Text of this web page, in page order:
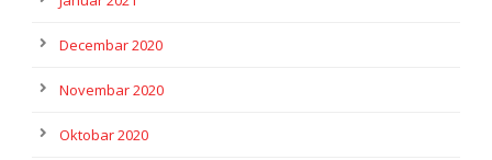
Decembar 2020
Novembar 2020
Oktobar 2020